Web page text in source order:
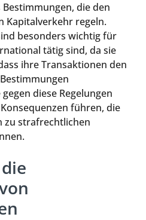
die den
Kapitalverkehr regeln.
besonders wichtig für
tätig sind, da sie
ihre Transaktionen den
diese Regelungen
führen, die
zu strafrechtlichen